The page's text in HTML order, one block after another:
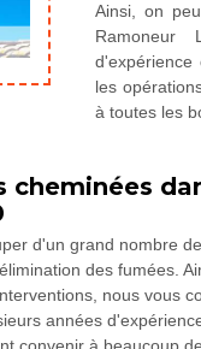
Ainsi, on
les
à toutes les
cheminées
d'un grand nombre
des fumées.
nous vous
années